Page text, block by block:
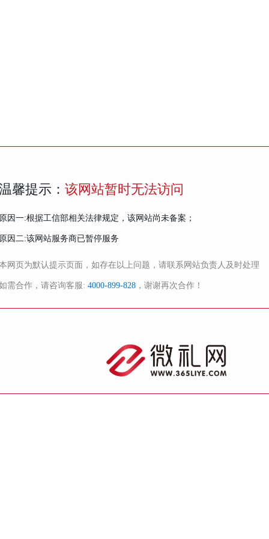
馨提示： 该网站暂时无法访问
因一:根据工信部相关法律规定，该网站尚未备案；
因二:该网站服务商已暂停服务
网页为默认提示页面，如存在以上问题，请联系网站负责人及时处理
需合作，请咨询客服: 4000-899-828 ，谢谢再次合作！